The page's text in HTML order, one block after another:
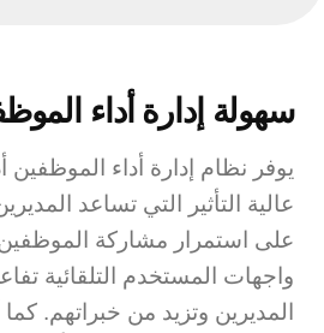
سهولة إدارة أداء
يوفر نظام إدارة أداء الموظفين
عالية التأثير التي تساعد
على استمرار مشاركة
واجهات المستخدم التلقائية
المديرين وتزيد من خبراتهم.